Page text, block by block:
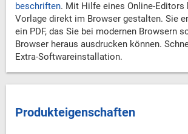
beschriften. Mit Hilfe eines Online-Editors
Vorlage direkt im Browser gestalten. Sie
ein PDF, das Sie bei modernen Browsern
Browser heraus ausdrucken können.
Extra-Softwareinstallation.
Produkteigenschaften